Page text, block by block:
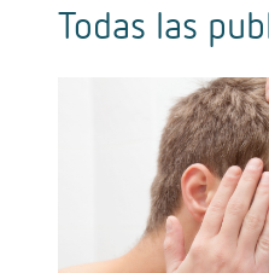
Todas las